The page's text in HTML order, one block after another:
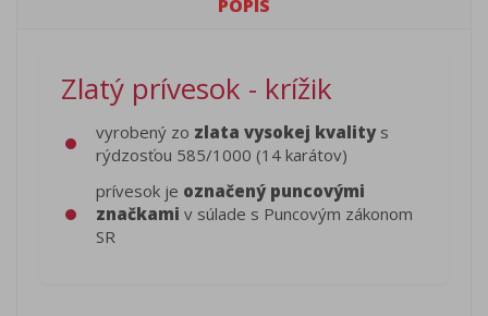
POPIS
Zlatý prívesok - krížik
vyrobený zo zlata vysokej kvalitys
rýdzosťou 585/1000 (14 karátov)
prívesok je označený puncovými
značkami v súlade s Puncovým zákonom
SR